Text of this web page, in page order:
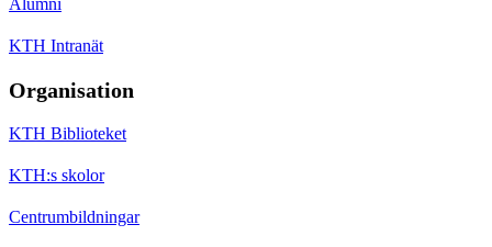
KTH Intranät
Organisation
KTH Biblioteket
KTH:s skolor
Centrumbildningar